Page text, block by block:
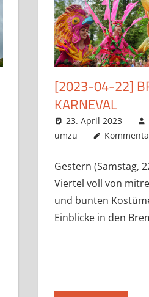
[2023-04-22]
KARNEVAL
23. April 2023
umzu
Gestern (Samstag,
Viertel voll von
und bunten
Einblicke in den